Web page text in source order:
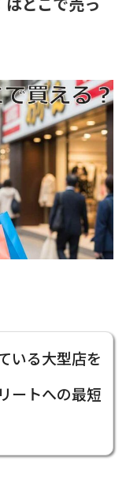
いる大型店を
ートへの最短